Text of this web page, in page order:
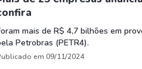
mais de R$ 4,7 bilhões em
Petrobras (PETR4).
em 09/11/2024